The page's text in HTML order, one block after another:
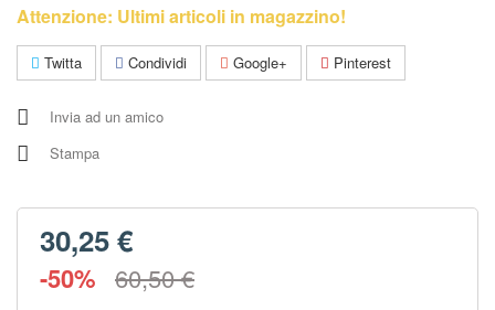
Attenzione: Ultimi articoli in magazzino!
Twitta Condividi Google+ Pinterest
Invia ad un amico
Stampa
30,25 €
-50% 60,50 €